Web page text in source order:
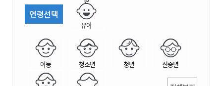
연령선택
유아
아동 청소년 청년 신중년